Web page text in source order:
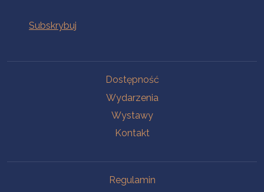
Dostępność
Wydarzenia
Wystawy
Kontakt
Regulamin